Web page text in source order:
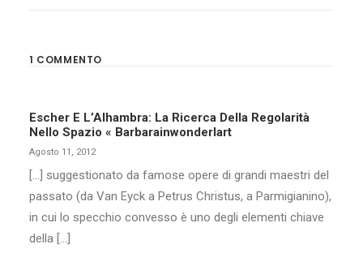
1 COMMENTO
Escher E L’Alhambra: La Ricerca Della Regolarità
Nello Spazio « Barbarainwonderlart
Agosto 11, 2012
[…] suggestionato da famose opere di grandi maestri del
passato (da Van Eyck a Petrus Christus, a Parmigianino),
in cui lo specchio convesso è uno degli elementi chiave
della […]